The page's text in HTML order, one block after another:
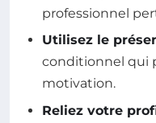
professionnel
Utilisez le
conditionnel qui
motivation.
Reliez votre